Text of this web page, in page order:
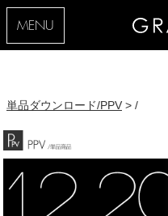
MENU
単品ダウンロード/PPV > /